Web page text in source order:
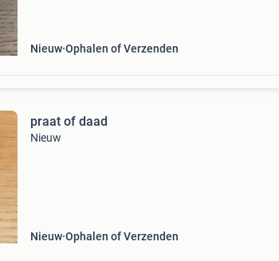
Nieuw Ophalen of Verzenden
praat of daad
Nieuw
Nieuw Ophalen of Verzenden